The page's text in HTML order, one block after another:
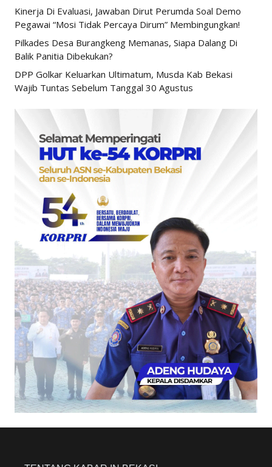
Kinerja Di Evaluasi, Jawaban Dirut Perumda Soal Demo
Pegawai “Mosi Tidak Percaya Dirum” Membingungkan!
Pilkades Desa Burangkeng Memanas, Siapa Dalang Di
Balik Panitia Dibekukan?
DPP Golkar Keluarkan Ultimatum, Musda Kab Bekasi
Wajib Tuntas Sebelum Tanggal 30 Agustus